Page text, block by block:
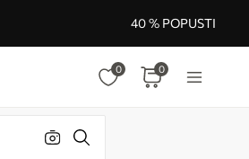
40 % POPUSTI
0 0